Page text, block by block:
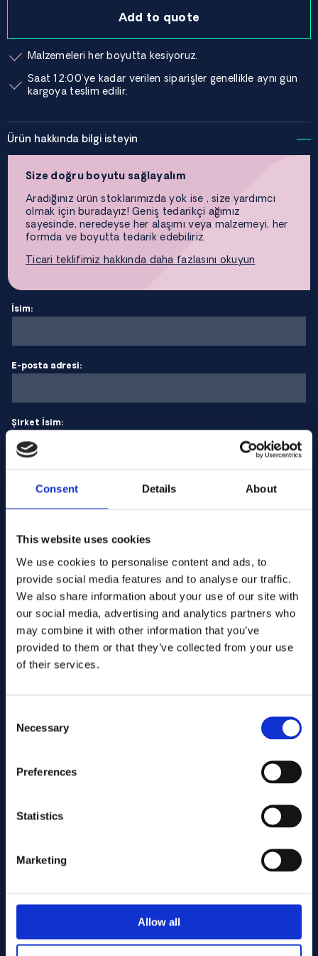
Consent Details About
This website uses cookies
We use cookies to personalise content and ads, to
provide social media features and to analyse our traffic.
We also share information about your use of our site with
our social media, advertising and analytics partners who
may combine it with other information that you’ve
provided to them or that they’ve collected from your use
of their services.
Selection
Necessary
Preferences
Statistics
Marketing
Allow all
Add to quote
Malzemeleri her boyutta kesiyoruz.
Saat 12:00'ye kadar verilen siparişler genellikle aynı gün
kargoya teslim edilir.
Ürün hakkında bilgi isteyin
Size doğru boyutu sağlayalım
Aradığınız ürün stoklarımızda yok ise , size yardımcı
olmak için buradayız! Geniş tedarikçi ağımız
sayesinde, neredeyse her alaşımı veya malzemeyi, her
formda ve boyutta tedarik edebiliriz.
Ticari teklifimiz hakkında daha fazlasını okuyun
İsim:
E-posta adresi:
Şirket İsim:
Mesajınız
Associerade produkter